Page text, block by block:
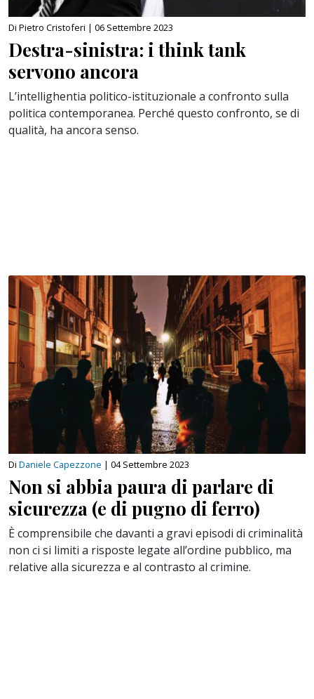
Di Pietro Cristoferi | 06 Settembre 2023
Destra-sinistra: i think tank
servono ancora
L’intellighentia politico-istituzionale a confronto sulla
politica contemporanea. Perché questo confronto, se di
qualità, ha ancora senso.
Di Daniele Capezzone | 04 Settembre 2023
Non si abbia paura di parlare di
sicurezza (e di pugno di ferro)
È comprensibile che davanti a gravi episodi di criminalità
non ci si limiti a risposte legate all’ordine pubblico, ma
relative alla sicurezza e al contrasto al crimine.